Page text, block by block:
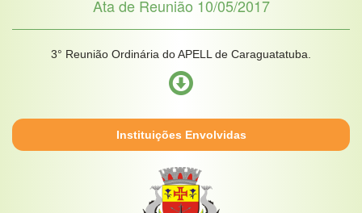
Ata de Reunião 10/05/2017
3° Reunião Ordinária do APELL de Caraguatatuba.
Instituições Envolvidas